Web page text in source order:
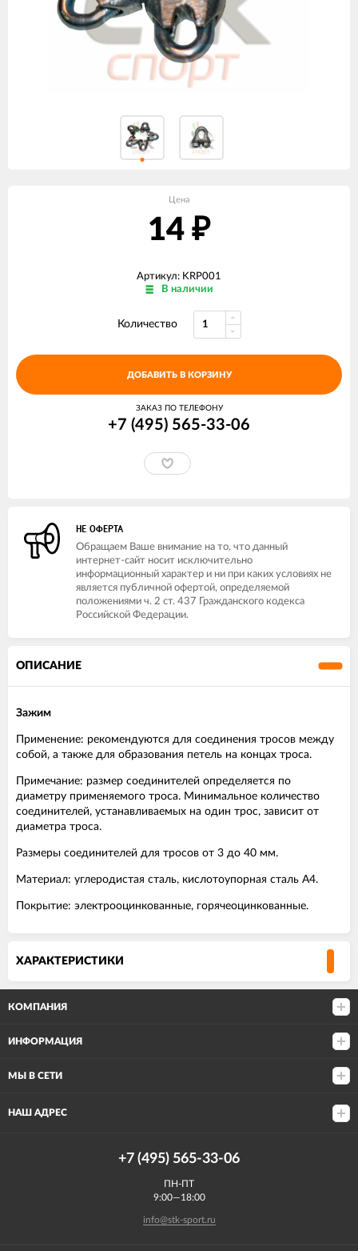
Цена
14 ₽
Артикул: KRP001
В наличии
Количество
ДОБАВИТЬ В КОРЗИНУ
ЗАКАЗ ПО ТЕЛЕФОНУ
+7 (495) 565-33-06
НЕ ОФЕРТА
Обращаем Ваше внимание на то, что данный
интернет-сайт носит исключительно
информационный характер и ни при каких условиях не
является публичной офертой, определяемой
положениями ч. 2 ст. 437 Гражданского кодекса
Российской Федерации.
ОПИСАНИЕ
Зажим
Применение: рекомендуются для соединения тросов между
собой, а также для образования петель на концах троса.
Примечание: размер соединителей определяется по
диаметру применяемого троса. Минимальное количество
соединителей, устанавливаемых на один трос, зависит от
диаметра троса.
Размеры соединителей для тросов от 3 до 40 мм.
Материал: углеродистая сталь, кислотоупорная сталь А4.
Покрытие: электрооцинкованные, горячеоцинкованные.
ХАРАКТЕРИСТИКИ
КОМПАНИЯ
ИНФОРМАЦИЯ
МЫ В СЕТИ
НАШ АДРЕС
+7 (495) 565-33-06
ПН-ПТ
9:00—18:00
info@stk-sport.ru